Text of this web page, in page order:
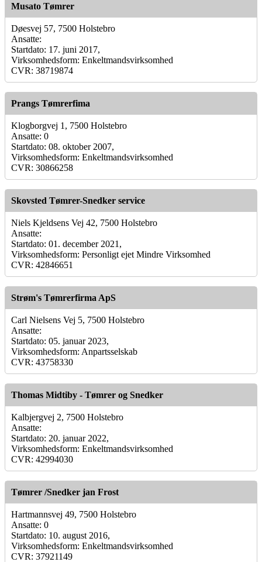
Musato Tømrer
Døesvej 57, 7500 Holstebro
Ansatte:
Startdato: 17. juni 2017,
Virksomhedsform: Enkeltmandsvirksomhed
CVR: 38719874
Prangs Tømrerfima
Klogborgvej 1, 7500 Holstebro
Ansatte: 0
Startdato: 08. oktober 2007,
Virksomhedsform: Enkeltmandsvirksomhed
CVR: 30866258
Skovsted Tømrer-Snedker service
Niels Kjeldsens Vej 42, 7500 Holstebro
Ansatte:
Startdato: 01. december 2021,
Virksomhedsform: Personligt ejet Mindre Virksomhed
CVR: 42846651
Strøm's Tømrerfirma ApS
Carl Nielsens Vej 5, 7500 Holstebro
Ansatte:
Startdato: 05. januar 2023,
Virksomhedsform: Anpartsselskab
CVR: 43758330
Thomas Midtiby - Tømrer og Snedker
Kalbjergvej 2, 7500 Holstebro
Ansatte:
Startdato: 20. januar 2022,
Virksomhedsform: Enkeltmandsvirksomhed
CVR: 42994030
Tømrer /Snedker jan Frost
Hartmannsvej 49, 7500 Holstebro
Ansatte: 0
Startdato: 10. august 2016,
Virksomhedsform: Enkeltmandsvirksomhed
CVR: 37921149